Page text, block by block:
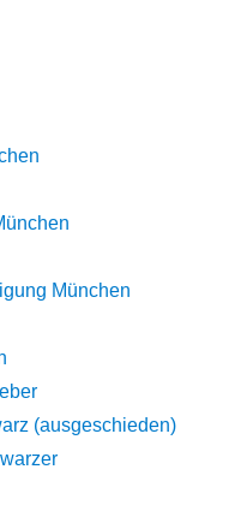
München
(ausgeschieden)